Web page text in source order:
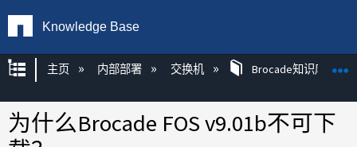
Knowledge Base
扩展/隐缩全局层次
主页 内部部署 交换机 Brocade知识库文章
为什么Brocade FOS v9.01b不可下